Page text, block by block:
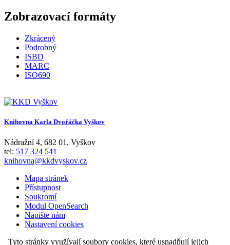
Zobrazovací formáty
Zkrácený
Podrobný
ISBD
MARC
ISO690
Knihovna Karla Dvořáčka Vyškov
Nádražní 4, 682 01 , Vyškov
tel: 517 324 541
knihovna@kkdvyskov.cz
Mapa stránek
Přístupnost
Soukromí
Modul OpenSearch
Napište nám
Nastavení cookies
Tyto stránky využívají soubory cookies, které usnadňují jejich